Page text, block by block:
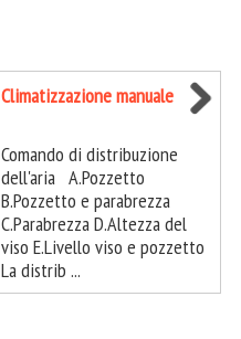
Climatizzazione manuale
Comando di distribuzione
dell'aria A.Pozzetto
B.Pozzetto e parabrezza
C.Parabrezza D.Altezza del
viso E.Livello viso e pozzetto
La distrib ...